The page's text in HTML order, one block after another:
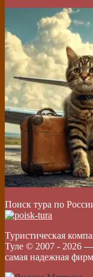
Поиск тура по
Туристическая
Туле © 2007 - 2026 —
самая надежная